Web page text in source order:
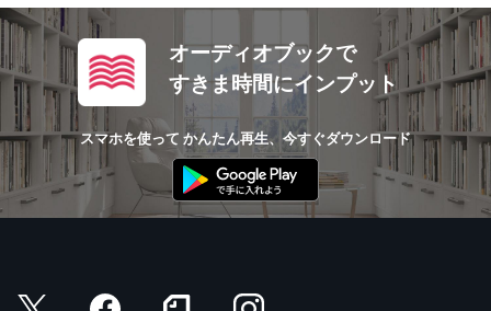
オーディオブックで
すきま時間にインプット
スマホを使って かんたん再生、今すぐダウンロード